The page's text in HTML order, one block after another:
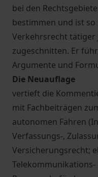
bei den
bestimmen und ist
Verkehrsrecht tätiger
zugeschnitten. Er
Argumente und
Die Neuauflage
vertieft die
mit Fachbeiträgen
autonomen Fahren
Verfassungs-,
Versicherungsrecht;
Telekommunikations-